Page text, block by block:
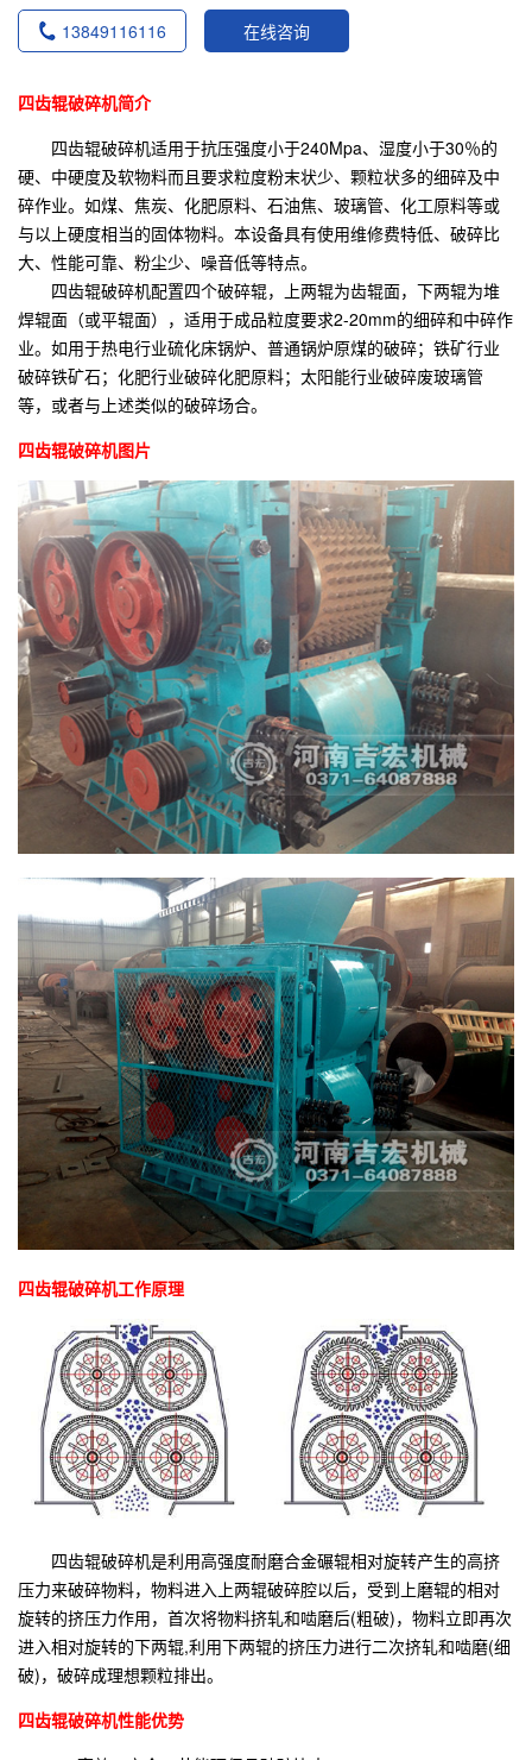
13849116116 在线咨询
四齿辊破碎机简介
四齿辊破碎机适用于抗压强度小于240Mpa、湿度小于30％的
硬、中硬度及软物料而且要求粒度粉末状少、颗粒状多的细碎及中
碎作业。如煤、焦炭、化肥原料、石油焦、玻璃管、化工原料等或
与以上硬度相当的固体物料。本设备具有使用维修费特低、破碎比
大、性能可靠、粉尘少、噪音低等特点。
四齿辊破碎机配置四个破碎辊，上两辊为齿辊面，下两辊为堆
焊辊面（或平辊面），适用于成品粒度要求2-20mm的细碎和中碎作
业。如用于热电行业硫化床锅炉、普通锅炉原煤的破碎；铁矿行业
破碎铁矿石；化肥行业破碎化肥原料；太阳能行业破碎废玻璃管
等，或者与上述类似的破碎场合。
四齿辊破碎机图片
四齿辊破碎机工作原理
四齿辊破碎机是利用高强度耐磨合金碾辊相对旋转产生的高挤
压力来破碎物料，物料进入上两辊破碎腔以后，受到上磨辊的相对
旋转的挤压力作用，首次将物料挤轧和啮磨后(粗破)，物料立即再次
进入相对旋转的下两辊,利用下两辊的挤压力进行二次挤轧和啮磨(细
破)，破碎成理想颗粒排出。
四齿辊破碎机性能优势